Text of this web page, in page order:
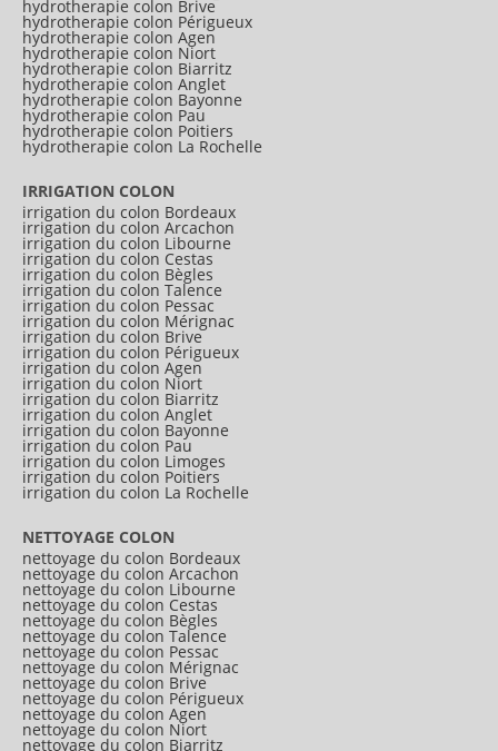
hydrotherapie colon Brive
hydrotherapie colon Périgueux
hydrotherapie colon Agen
hydrotherapie colon Niort
hydrotherapie colon Biarritz
hydrotherapie colon Anglet
hydrotherapie colon Bayonne
hydrotherapie colon Pau
hydrotherapie colon Poitiers
hydrotherapie colon La Rochelle
IRRIGATION COLON
irrigation du colon Bordeaux
irrigation du colon Arcachon
irrigation du colon Libourne
irrigation du colon Cestas
irrigation du colon Bègles
irrigation du colon Talence
irrigation du colon Pessac
irrigation du colon Mérignac
irrigation du colon Brive
irrigation du colon Périgueux
irrigation du colon Agen
irrigation du colon Niort
irrigation du colon Biarritz
irrigation du colon Anglet
irrigation du colon Bayonne
irrigation du colon Pau
irrigation du colon Limoges
irrigation du colon Poitiers
irrigation du colon La Rochelle
NETTOYAGE COLON
nettoyage du colon Bordeaux
nettoyage du colon Arcachon
nettoyage du colon Libourne
nettoyage du colon Cestas
nettoyage du colon Bègles
nettoyage du colon Talence
nettoyage du colon Pessac
nettoyage du colon Mérignac
nettoyage du colon Brive
nettoyage du colon Périgueux
nettoyage du colon Agen
nettoyage du colon Niort
nettoyage du colon Biarritz